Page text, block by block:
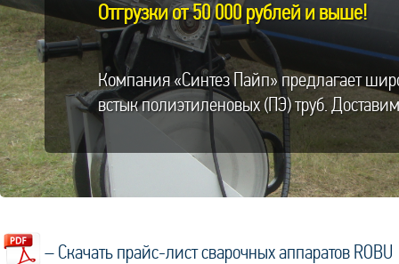
Отгрузки от 50 000 рублей и выше!
Компания «Синтез Пайп» предлагает
встык полиэтиленовых (ПЭ) труб.
– Скачать прайс-лист сварочных аппаратов ROBU